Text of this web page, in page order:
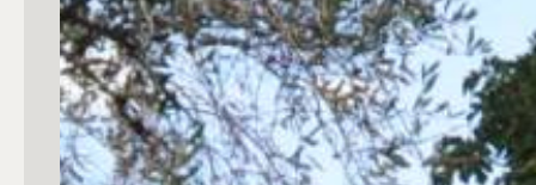
Prezzo